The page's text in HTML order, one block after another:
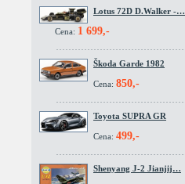
Lotus 72D D.Walker -…
Cena: 1 699,-
Škoda Garde 1982
Cena: 850,-
Toyota SUPRA GR
Cena: 499,-
Shenyang J-2 Jianjij…